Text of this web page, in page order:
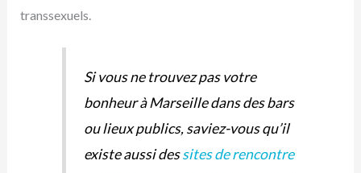
transsexuels.
Si vous ne trouvez pas votre
bonheur à Marseille dans des bars
ou lieux publics, saviez-vous qu’il
existe aussi dessites de rencontre